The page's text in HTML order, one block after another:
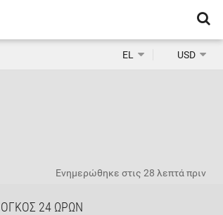
EL USD
ΌΓΚΟΣ 24 ΩΡΏΝ
Ενημερώθηκε στις 28 λεπτά πριν